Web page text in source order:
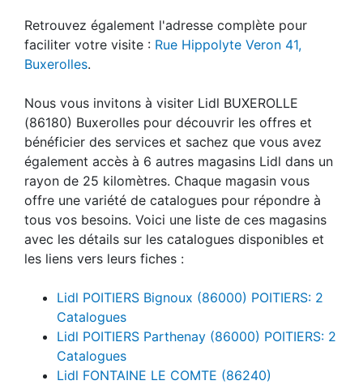
Retrouvez également l'adresse complète pour
faciliter votre visite : Rue Hippolyte Veron 41,
Buxerolles.
Nous vous invitons à visiter Lidl BUXEROLLE
(86180) Buxerolles pour découvrir les offres et
bénéficier des services et sachez que vous avez
également accès à 6 autres magasins Lidl dans un
rayon de 25 kilomètres. Chaque magasin vous
offre une variété de catalogues pour répondre à
tous vos besoins. Voici une liste de ces magasins
avec les détails sur les catalogues disponibles et
les liens vers leurs fiches :
Lidl POITIERS Bignoux (86000) POITIERS: 2
Catalogues
Lidl POITIERS Parthenay (86000) POITIERS: 2
Catalogues
Lidl FONTAINE LE COMTE (86240)